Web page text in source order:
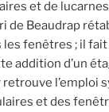
et de
de Beaudrap
fenêtres ; il
addition d’un
retrouve l’emploi
et des